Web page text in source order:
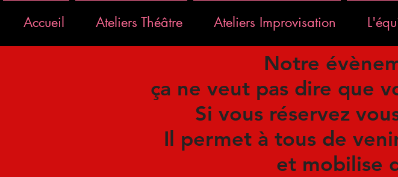
Accueil Ateliers Théâtre Ateliers Improvisation
Notre
ça ne veut pas dire que
Si vous réservez
Il permet à tous de
et mobilise